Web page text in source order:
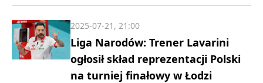
Liga Narodów: Trener Lavarini
ogłosił skład reprezentacji Polski
na turniej finałowy w Łodzi
2025-07-21, 21:00